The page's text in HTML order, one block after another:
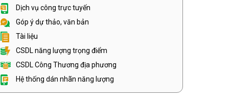
Dịch vụ công trực tuyến
Góp ý dự thảo, văn bản
Tài liệu
CSDL năng lượng trọng điểm
CSDL Công Thương địa phương
Hệ thống dán nhãn năng lượng